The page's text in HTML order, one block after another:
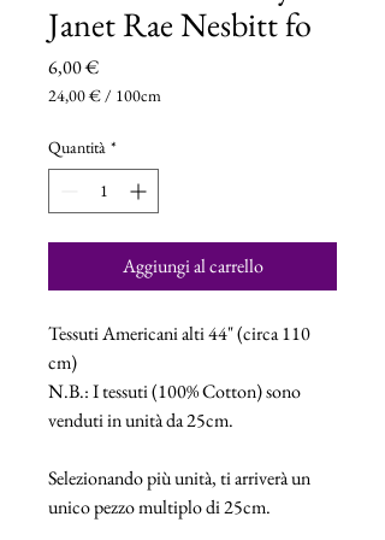
Janet Rae Nesbitt fo
6,00 €Prezzo
24,00 €/ 100cm
ogni
100
Centimetri
Quantità *
Aggiungi al carrello
Tessuti Americani alti 44" (circa 110
cm)
N.B.: I tessuti (100% Cotton) sono
venduti in unità da 25cm.
Selezionando più unità, ti arriverà un
unico pezzo multiplo di 25cm.